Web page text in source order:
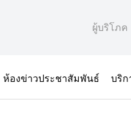
ผู้บริโภค
ห้องข่าวประชาสัมพันธ์
บริก